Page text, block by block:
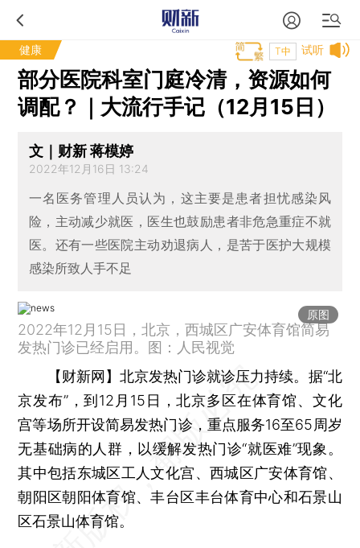
健康 试听
T中
部分医院科室门庭冷清，资源如何
调配？｜大流行手记（12月15日）
文｜财新 蒋模婷
2022年12月16日 13:24
一名医务管理人员认为，这主要是患者担忧感染风
险，主动减少就医，医生也鼓励患者非危急重症不就
医。还有一些医院主动劝退病人，是苦于医护大规模
感染所致人手不足
原图
2022年12月15日，北京，西城区广安体育馆简易
发热门诊已经启用。图：人民视觉
【财新网】 北京发热门诊就诊压力持续。据“北
京发布”，到12月15日，北京多区在体育馆、文化
宫等场所开设简易发热门诊，重点服务16至65周岁
无基础病的人群，以缓解发热门诊“就医难”现象。
其中包括东城区工人文化宫、西城区广安体育馆、
朝阳区朝阳体育馆、丰台区丰台体育中心和石景山
区石景山体育馆。